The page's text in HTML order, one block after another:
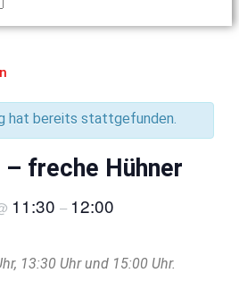
hat bereits stattgefunden.
– freche Hühner
11:30 – 12:00
13:30 Uhr und 15:00 Uhr.